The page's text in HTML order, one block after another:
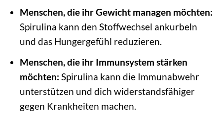
Menschen, die ihr Gewicht managen möchten:
Spirulina kann den Stoffwechsel ankurbeln
und das Hungergefühl reduzieren.
Menschen, die ihr Immunsystem stärken
möchten: Spirulina kann die Immunabwehr
unterstützen und dich widerstandsfähiger
gegen Krankheiten machen.